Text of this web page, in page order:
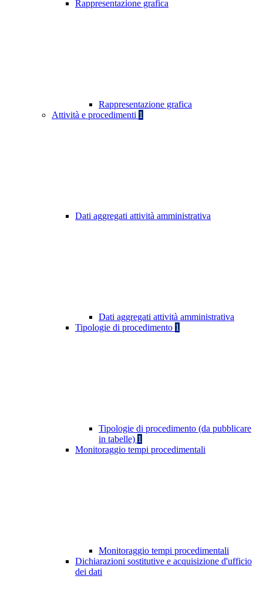
Rappresentazione grafica
Rappresentazione grafica
Attività e procedimenti 1
Dati aggregati attività amministrativa
Dati aggregati attività amministrativa
Tipologie di procedimento 1
Tipologie di procedimento (da pubblicare
in tabelle) 1
Monitoraggio tempi procedimentali
Monitoraggio tempi procedimentali
Dichiarazioni sostitutive e acquisizione d'ufficio
dei dati